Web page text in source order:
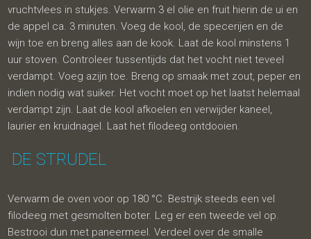
vruchtvlees in stukjes. Verwarm 3 el olie en fruit hierin de ui en
de appel ca. 3 minuten. Voeg de kool, de specerijen en de
wijn toe en breng alles aan de kook. Laat de kool minstens 1
uur stoven. Controleer tussentijds dat het vocht niet teveel
verdampt. Voeg azijn toe. Breng op smaak met zout, peper en
indien nodig wat suiker. Het vocht moet op het laatst helemaal
verdampt zijn. Laat de kool afkoelen en verwijder kaneel,
laurier en kruidnagel. Laat het filodeeg ontdooien.
DE STRUDEL
Verwarm de oven voor op 180 °C. Bestrijk steeds een vel
filodeeg met gesmolten boter. Leg er een tweede vel op.
Bestrooi dun met paneermeel. Verdeel over de smalle